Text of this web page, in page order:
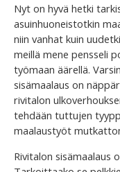
Nyt on hyvä hetki
asuinhuoneistotkin
niin vanhat kuin
meillä mene pensseli
työmaan äärellä.
sisämaalaus on
rivitalon
tehdään tuttujen
maalaustyöt
Rivitalon sisämaalaus